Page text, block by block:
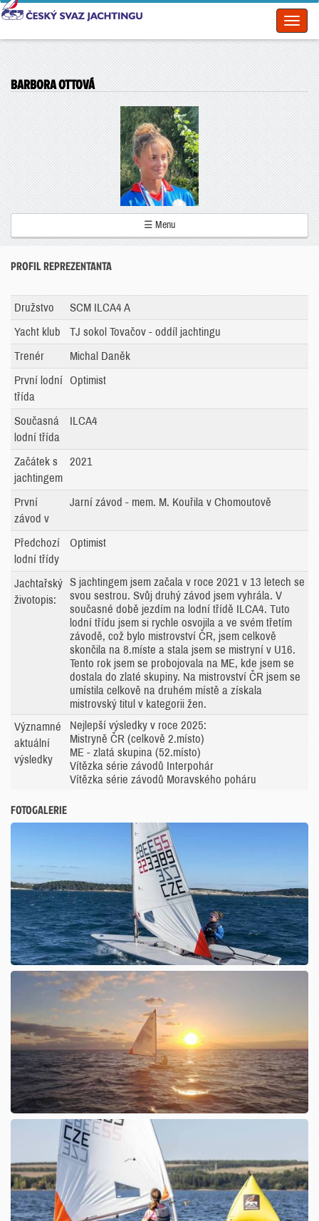
BARBORA OTTOVÁ
☰ Menu
PROFIL REPREZENTANTA
Družstvo
SCM ILCA4 A
Yacht klub
TJ sokol Tovačov - oddíl jachtingu
Trenér
Michal Daněk
První lodní
třída
Optimist
Současná
lodní třída
ILCA4
Začátek s
jachtingem
2021
První
závod v
Jarní závod - mem. M. Kouřila v Chomoutově
Předchozí
lodní třídy
Optimist
Jachtařský
životopis:
S jachtingem jsem začala v roce 2021 v 13 letech se
svou sestrou. Svůj druhý závod jsem vyhrála. V
současné době jezdím na lodní třídě ILCA4. Tuto
lodní třídu jsem si rychle osvojila a ve svém třetím
závodě, což bylo mistrovství ČR, jsem celkově
skončila na 8.míste a stala jsem se mistryní v U16.
Tento rok jsem se probojovala na ME, kde jsem se
dostala do zlaté skupiny. Na mistrovství ČR jsem se
umístila celkově na druhém místě a získala
mistrovský titul v kategorii žen.
Významné
aktuální
výsledky
Nejlepší výsledky v roce 2025:
Mistryně ČR (celkově 2.místo)
ME - zlatá skupina (52.místo)
Vítězka série závodů Interpohár
Vítězka série závodů Moravského poháru
FOTOGALERIE